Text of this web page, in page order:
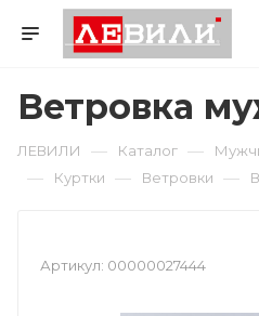
Ветровка
ЛЕВИЛИ — Каталог —
— Куртки — Ветровки —
Артикул: 00000027444